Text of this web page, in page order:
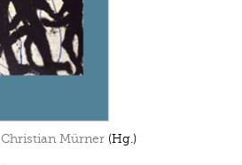
Christian Mürner (Hg.)